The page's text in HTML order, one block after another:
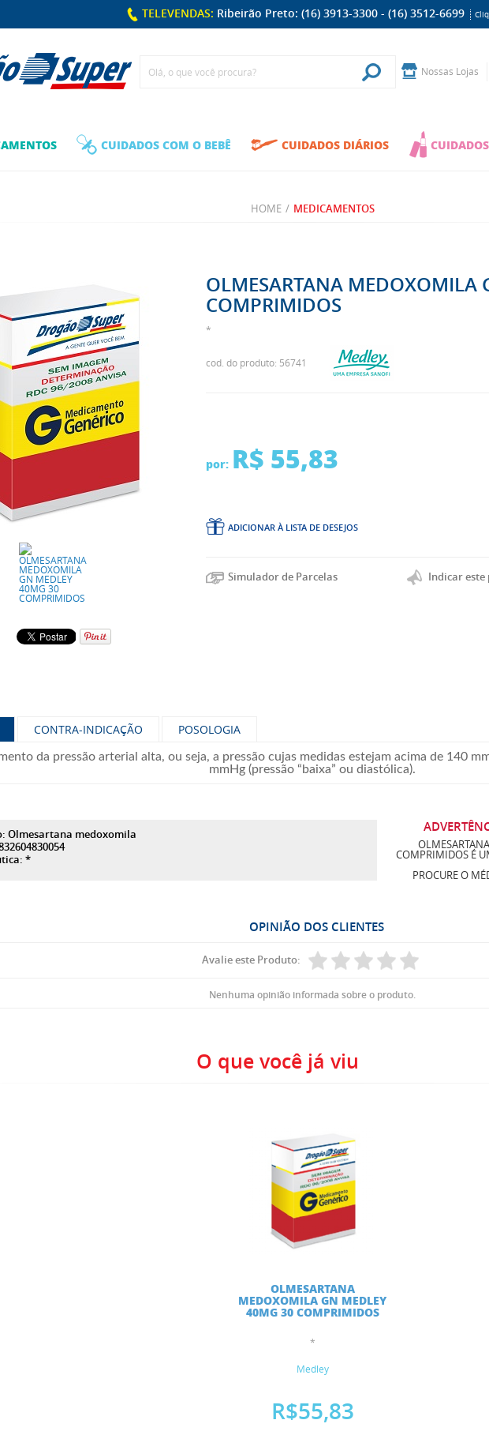
TELEVENDAS: Ribeirão Preto: (16) 3913-3300 - (16) 3512-6699
Nossas Lojas
CUIDADOS COM O BEBÊ CUIDADOS DIÁRIOS
HOME / MEDICAMENTOS
OLMESARTANA MEDOXOMILA
COMPRIMIDOS
*
cod. do produto: 56741
por: R$ 55,83
ADICIONAR À LISTA DE DESEJOS
Simulador de Parcelas Indicar
CONTRA-INDICAÇÃO POSOLOGIA
da pressão arterial alta, ou seja, a pressão cujas medidas estejam acima de 140
mmHg (pressão “baixa” ou diastólica).
Olmesartana medoxomila
*
COMPRIMIDOS É
PROCURE O
OPINIÃO DOS CLIENTES
Avalie este Produto:
Nenhuma opinião informada sobre o produto.
O que você já viu
OLMESARTANA
MEDOXOMILA GN MEDLEY
40MG 30 COMPRIMIDOS
*
Medley
R$55,83